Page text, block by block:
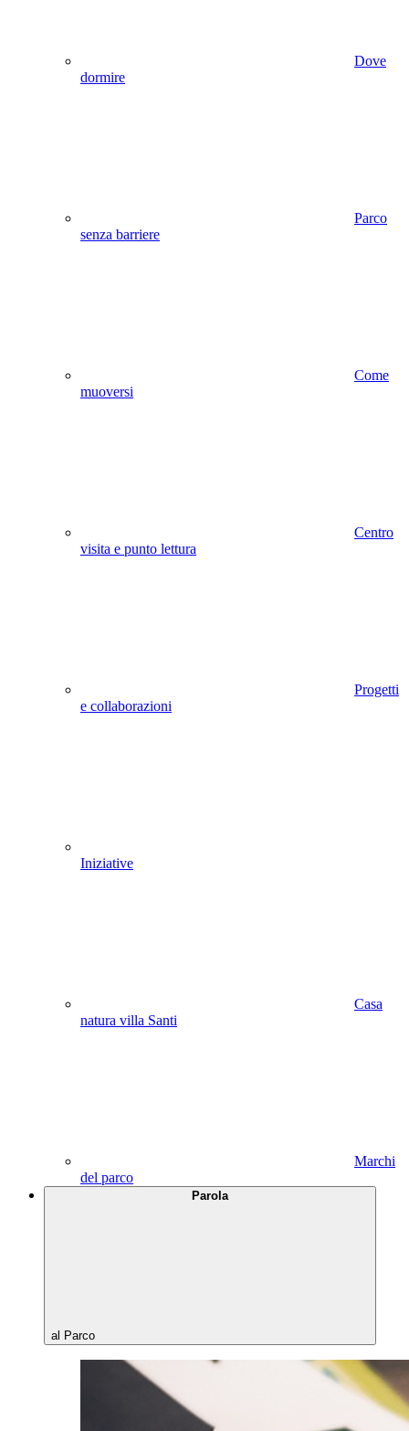
Dove
dormire
Parco
senza barriere
Come
muoversi
Centro
visita e punto lettura
Progetti
e collaborazioni
Iniziative
Casa
natura villa Santi
Marchi
del parco
Parola
al Parco